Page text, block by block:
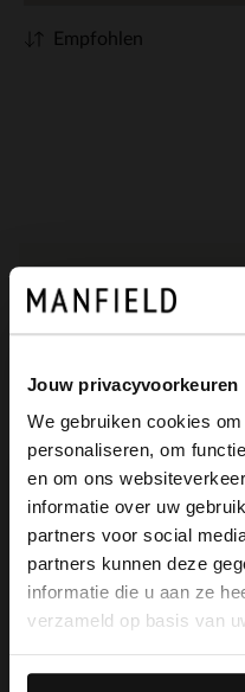
Jouw privacyvoorkeuren
We gebruiken cookies
personaliseren, om
en om ons
informatie over uw
partners voor social
partners kunnen deze
informatie die u aan ze
verzameld op basis van
Empfohlen
Die
My
warten
MELDE DICH
MANFIELD AN
Mehr
Service
View this
It looks like your
you like to switch to
English